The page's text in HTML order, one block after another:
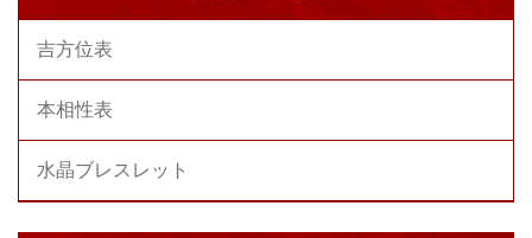
吉方位表
本相性表
水晶ブレスレット